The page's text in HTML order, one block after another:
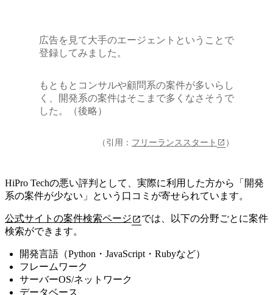
広告を見て大手のエージェントということで
登録してみました。
もともとコンサルや顧問系の案件が多いらし
く、開発系の案件はそこまで多くなさそうで
した。（後略）
（引用： フリーランススタート ）
HiPro Techの悪い評判として、実際に利用した方から「開発
系の案件が少ない」という口コミが寄せられています。
公式サイトの案件検索ページ
では、以下の分野ごとに案件
検索ができます。
開発言語（Python・JavaScript・Rubyなど）
フレームワーク
サーバーOS/ネットワーク
データベース